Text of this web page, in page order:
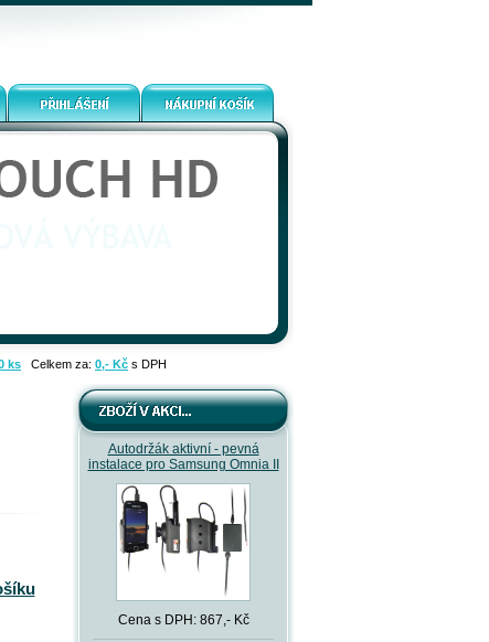
ks Celkem za: 0,- Kč s DPH
Autodržák aktivní - pevná
instalace pro Samsung Omnia II
Cena s DPH: 867,- Kč